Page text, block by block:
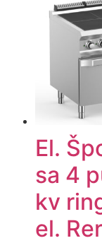
El.
sa 4
kv
el.